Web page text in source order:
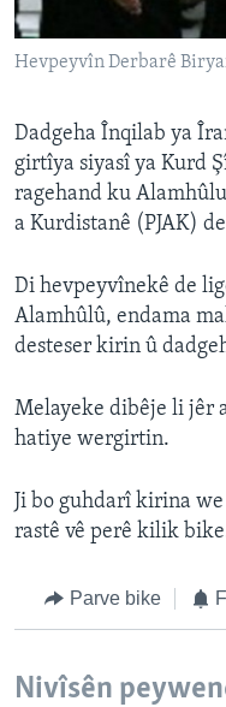
ÇAND Û HUNER
SERNIVÎS
Learning English
Zimanên Din
Hevpeyvîn Derbarê
Dadgeha Înqilab ya
girtîya siyasî ya Kurd
ragehand ku
a Kurdistanê (PJAK)
Di hevpeyvînekê de
Alamhûlû, endama
desteser kirin û
Melayeke dibêje li jêr
hatiye wergirtin.
Ji bo guhdarî kirina
rastê vê perê kilik
Parve bike
Nivîsên